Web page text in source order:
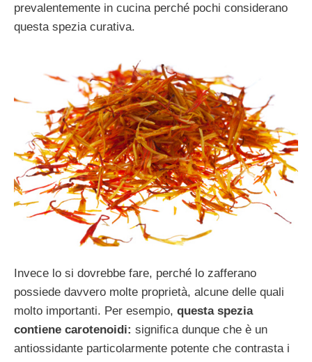
prevalentemente in cucina perché pochi considerano
questa spezia curativa.
Invece lo si dovrebbe fare, perché lo zafferano
possiede davvero molte proprietà, alcune delle quali
molto importanti. Per esempio, questa spezia
contiene carotenoidi: significa dunque che è un
antiossidante particolarmente potente che contrasta i